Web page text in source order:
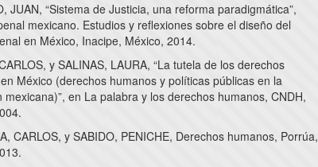
JUAN, “Sistema de Justicia, una reforma paradigmática”,
mexicano. Estudios y reflexiones sobre el diseño del
en México, Inacipe, México, 2014.
y SALINAS, LAURA, “La tutela de los derechos
México (derechos humanos y políticas públicas en la
mexicana)”, en La palabra y los derechos humanos, CNDH,
CARLOS, y SABIDO, PENICHE, Derechos humanos, Porrúa,